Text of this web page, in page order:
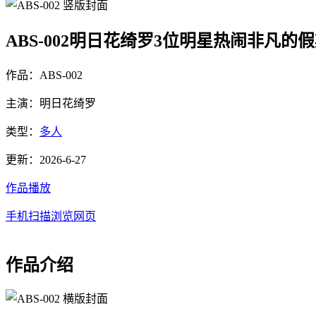
ABS-002明日花绮罗3位明星热闹非凡的
作品：ABS-002
主演：明日花绮罗
类型： 多人
更新：2026-6-27
作品播放
手机扫描浏览网页
作品介绍